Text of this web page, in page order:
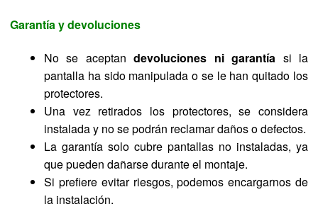
Garantía y devoluciones
No se aceptandevoluciones ni garantía si la
pantalla ha sido manipulada o se le han quitado los
protectores.
Una vez retirados los protectores, se considera
instalada y no se podrán reclamar daños o defectos.
La garantía solo cubre pantallas no instaladas, ya
que pueden dañarse durante el montaje.
Si prefiere evitar riesgos, podemos encargarnos de
la instalación.